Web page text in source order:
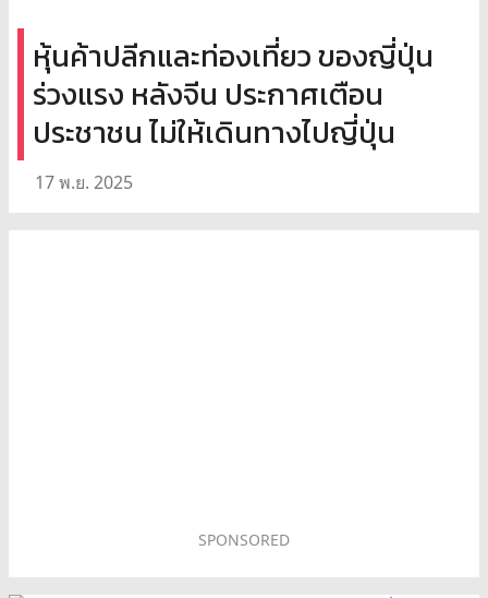
หุ้นค้าปลีกและท่องเที่ยว ของญี่ปุ่น
ร่วงแรง หลังจีน ประกาศเตือน
ประชาชน ไม่ให้เดินทางไปญี่ปุ่น
17 พ.ย. 2025
SPONSORED